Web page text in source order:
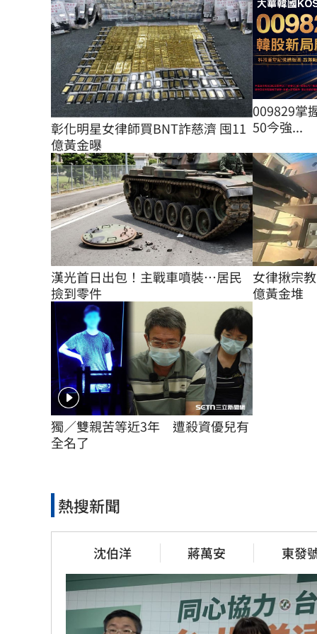
彰化明星女律師買BNT詐慈濟 囤11
億黃金曝
009829掌
50今強...
漢光首日出包！主戰車噴裝…居民
撿到零件
女律揪宗
億黃金堆
獨／雙親苦等近3年　遭殺資優兒有
全名了
熱搜新聞
沈伯洋 蔣萬安 東發